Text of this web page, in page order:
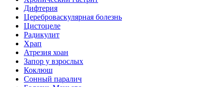
Дифтерия
Цереброваскулярная болезнь
Цистоцеле
Радикулит
Храп
Атрезия хоан
Запор у взрослых
Коклюш
Сонный паралич